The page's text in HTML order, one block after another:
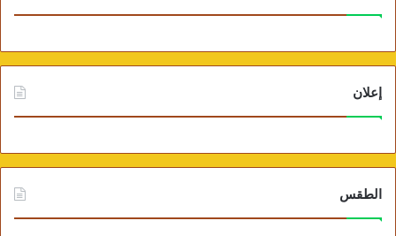
ن
إعلان
الطقس